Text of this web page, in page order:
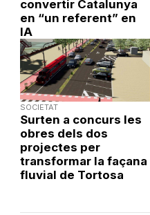
convertir Catalunya
en “un referent” en
IA
SOCIETAT
Surten a concurs les
obres dels dos
projectes per
transformar la façana
fluvial de Tortosa